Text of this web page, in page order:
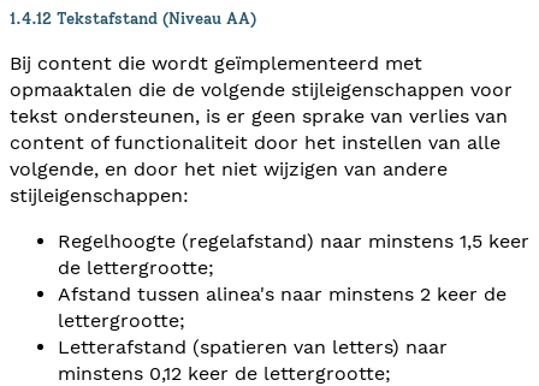
1.4.12 Tekstafstand (Niveau AA)
Bij content die wordt geïmplementeerd met
opmaaktalen die de volgende stijleigenschappen voor
tekst ondersteunen, is er geen sprake van verlies van
content of functionaliteit door het instellen van alle
volgende, en door het niet wijzigen van andere
stijleigenschappen:
Regelhoogte (regelafstand) naar minstens 1,5 keer
de lettergrootte;
Afstand tussen alinea's naar minstens 2 keer de
lettergrootte;
Letterafstand (spatieren van letters) naar
minstens 0,12 keer de lettergrootte;